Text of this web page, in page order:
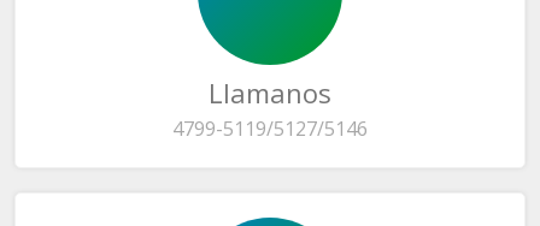
Llamanos
4799-5119/5127/5146